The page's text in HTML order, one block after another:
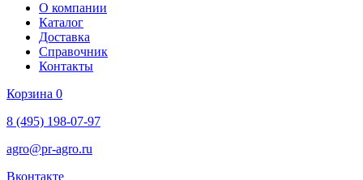
О компании
Каталог
Доставка
Справочник
Контакты
Корзина 0
8 (495) 198-07-97
agro@pr-agro.ru
Вконтакте